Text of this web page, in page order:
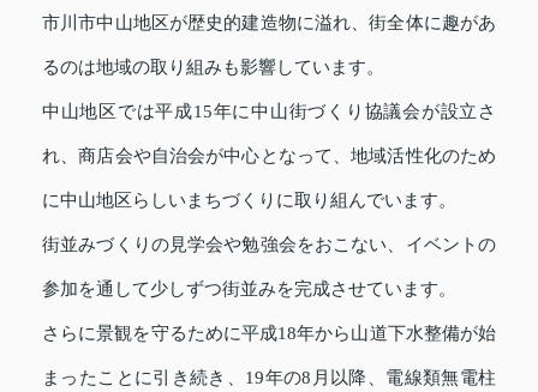
市川市中山地区が歴史的建造物に溢れ、街全体に趣があ
るのは地域の取り組みも影響しています。
中山地区では平成15年に中山街づくり協議会が設立さ
れ、商店会や自治会が中心となって、地域活性化のため
に中山地区らしいまちづくりに取り組んでいます。
街並みづくりの見学会や勉強会をおこない、イベントの
参加を通して少しずつ街並みを完成させています。
さらに景観を守るために平成18年から山道下水整備が始
まったことに引き続き、19年の8月以降、電線類無電柱